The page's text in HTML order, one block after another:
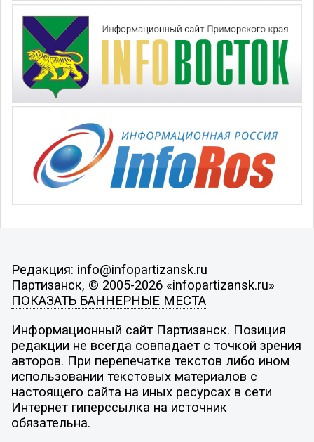
Редакция: info@infopartizansk.ru
Партизанск, © 2005-2026 «infopartizansk.ru»
ПОКАЗАТЬ БАННЕРНЫЕ МЕСТА
Информационный сайт Партизанск. Позиция
редакции не всегда совпадает с точкой зрения
авторов. При перепечатке текстов либо ином
использовании текстовых материалов с
настоящего сайта на иных ресурсах в сети
Интернет гиперссылка на источник
обязательна.